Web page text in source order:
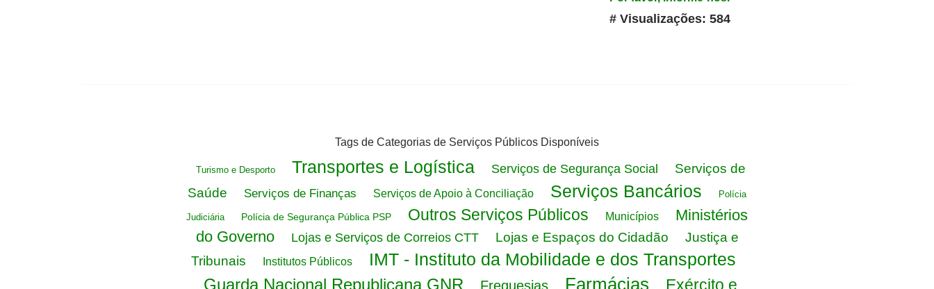
# Visualizações: 584
Tags de Categorias de Serviços Públicos Disponíveis
Turismo e Desporto Transportes e Logística Serviços de Segurança Social
Serviços de
Saúde
Serviços de Finanças Serviços de Apoio à Conciliação Serviços Bancários Polícia
Judiciária Polícia de Segurança Pública PSP Outros Serviços Públicos Municípios
Ministérios
do Governo
Lojas e Serviços de Correios CTT Lojas e Espaços do Cidadão
Justiça e
Tribunais
Institutos Públicos IMT - Instituto da Mobilidade e dos Transportes
Guarda Nacional Republicana GNR Freguesias Farmácias Exército e